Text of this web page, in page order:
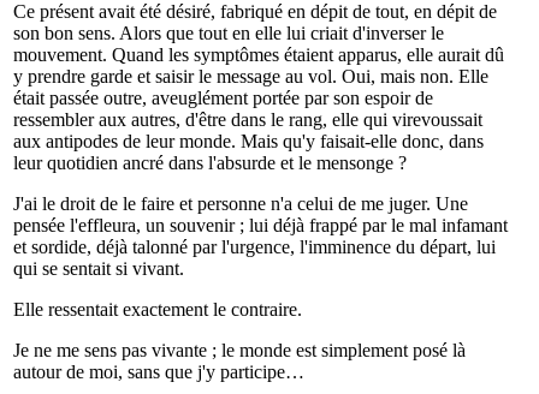
Ce présent avait été désiré, fabriqué en dépit de tout, en dépit de
son bon sens. Alors que tout en elle lui criait d'inverser le
mouvement. Quand les symptômes étaient apparus, elle aurait dû
y prendre garde et saisir le message au vol. Oui, mais non. Elle
était passée outre, aveuglément portée par son espoir de
ressembler aux autres, d'être dans le rang, elle qui virevoussait
aux antipodes de leur monde. Mais qu'y faisait-elle donc, dans
leur quotidien ancré dans l'absurde et le mensonge ?
J'ai le droit de le faire et personne n'a celui de me juger. Une
pensée l'effleura, un souvenir ; lui déjà frappé par le mal infamant
et sordide, déjà talonné par l'urgence, l'imminence du départ, lui
qui se sentait si vivant.
Elle ressentait exactement le contraire.
Je ne me sens pas vivante ; le monde est simplement posé là
autour de moi, sans que j'y participe…